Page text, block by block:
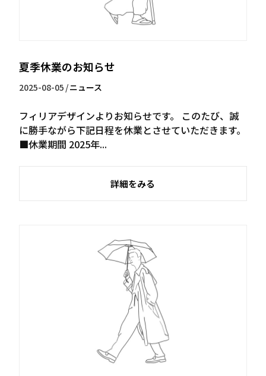
夏季休業のお知らせ
2025-08-05 /ニュース
フィリアデザインよりお知らせです。 このたび、誠
に勝手ながら下記日程を休業とさせていただきます。
■休業期間 2025年...
詳細をみる